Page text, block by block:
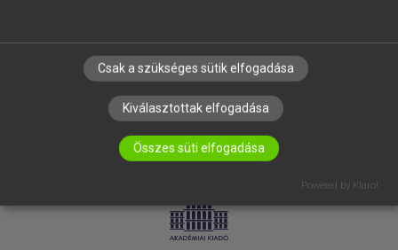
LICENCSZERZŐDÉS ADATVÉDELEM
Csak a szükséges sütik elfogadása
Kiválasztottak elfogadása
Összes süti elfogadása
Powered by Klaro!